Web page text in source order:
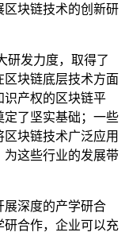
区块链技术的创新研
研发力度，取得了
块链底层技术方面
识产权的区块链平
定了坚实基础；一些
块链技术广泛应用
为这些行业的发展带
展深度的产学研合
研合作，企业可以充